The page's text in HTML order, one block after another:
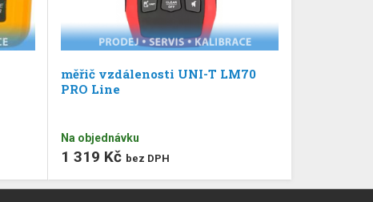
měřič vzdálenosti UNI-T LM70
PRO Line
Na objednávku
1 319 Kč bez DPH